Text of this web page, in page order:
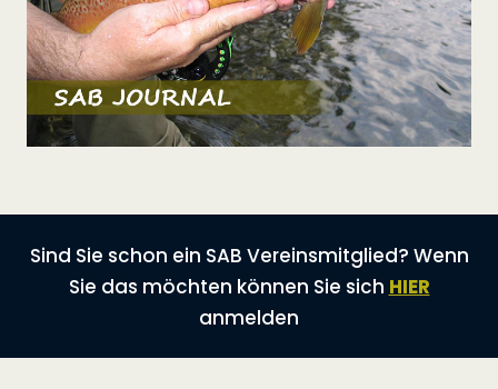
Sind Sie schon ein SAB Vereinsmitglied? Wenn
Sie das möchten können Sie sich HIER
anmelden